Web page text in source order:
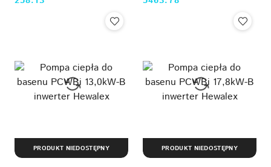
sterowania pompą ciepła
Cena: Cena:
PRODUKT NIEDOSTĘPNY PRODUKT NIEDOSTĘPNY